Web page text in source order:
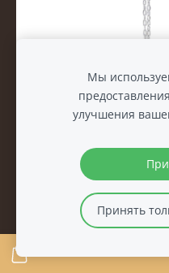
Рама для снятия
Мы
улучшения
Принять